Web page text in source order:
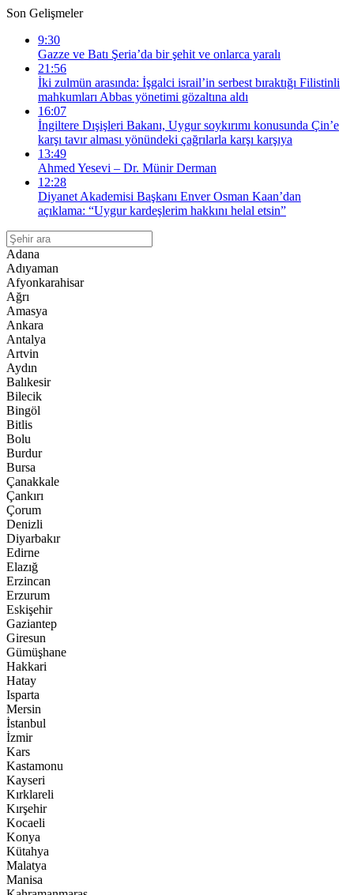
Son Gelişmeler
9:30
Gazze ve Batı Şeria’da bir şehit ve onlarca yaralı
21:56
İki zulmün arasında: İşgalci israil’in serbest bıraktığı Filistinli
mahkumları Abbas yönetimi gözaltına aldı
16:07
İngiltere Dışişleri Bakanı, Uygur soykırımı konusunda Çin’e
karşı tavır alması yönündeki çağrılarla karşı karşıya
13:49
Ahmed Yesevi – Dr. Münir Derman
12:28
Diyanet Akademisi Başkanı Enver Osman Kaan’dan
açıklama: “Uygur kardeşlerim hakkını helal etsin”
Adana
Adıyaman
Afyonkarahisar
Ağrı
Amasya
Ankara
Antalya
Artvin
Aydın
Balıkesir
Bilecik
Bingöl
Bitlis
Bolu
Burdur
Bursa
Çanakkale
Çankırı
Çorum
Denizli
Diyarbakır
Edirne
Elazığ
Erzincan
Erzurum
Eskişehir
Gaziantep
Giresun
Gümüşhane
Hakkari
Hatay
Isparta
Mersin
İstanbul
İzmir
Kars
Kastamonu
Kayseri
Kırklareli
Kırşehir
Kocaeli
Konya
Kütahya
Malatya
Manisa